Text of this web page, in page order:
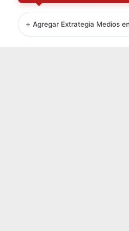
+ Agregar Extrategia Medios en